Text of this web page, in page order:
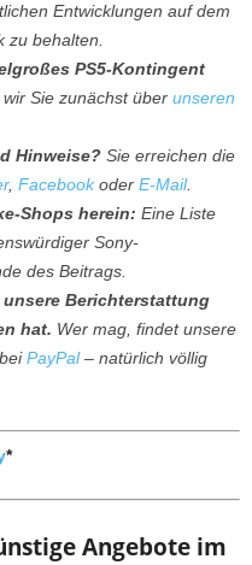
Entwicklungen auf dem
zu behalten.
PS5-Kontingent
Sie zunächst über unseren
Hinweise? Sie erreichen die
, Facebookoder E-Mail.
Shops herein: Eine Liste
Sony-
des Beitrags.
Berichterstattung
hat. Wer mag, findet unsere
PayPal– natürlich völlig
*
Angebote im